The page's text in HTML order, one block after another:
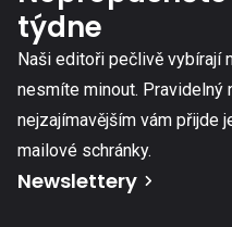
týdne
Naši editoři pečlivě vybírají
nesmíte minout.
nejzajímavějším vám přijde
mailové schránky.
Newslettery